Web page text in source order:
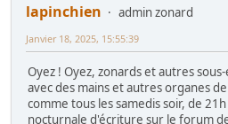
lapinchien
admin zonard
Janvier 18, 2025, 15:55:39
Oyez ! Oyez, zonards et autres
avec des mains et autres organes
comme tous les samedis soir, de
nocturnale d'écriture sur le forum